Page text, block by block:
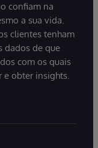
confiam na
a sua vida.
clientes tenham
dados de que
com os quais
e obter insights.